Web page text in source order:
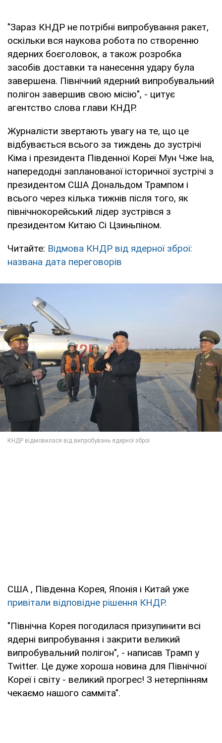
"Зараз КНДР не потрібні випробування ракет,
оскільки вся наукова робота по створенню
ядерних боєголовок, а також розробка
засобів доставки та нанесення удару була
завершена. Північний ядерний випробувальний
полігон завершив свою місію", - цитує
агентство слова глави КНДР.
Журналісти звертають увагу на те, що це
відбувається всього за тиждень до зустрічі
Кіма і президента Південної Кореї Мун Чже Іна,
напередодні запланованої історичної зустрічі з
президентом США Дональдом Трампом і
всього через кілька тижнів після того, як
північнокорейський лідер зустрівся з
президентом Китаю Сі Цзиньпіном.
Читайте: Відмова КНДР від ядерної зброї:
названа дата переговорів
США , Південна Корея, Японія і Китай уже
привітали відповідне рішення КНДР.
"Північна Корея погодилася призупинити всі
ядерні випробування і закрити великий
випробувальний полігон", - написав Трамп у
Twitter. Це дуже хороша новина для Північної
Кореї і світу - великий прогрес! З нетерпінням
чекаємо нашого cамміта".